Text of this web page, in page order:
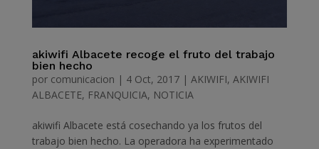
akiwifi Albacete recoge el fruto del trabajo
bien hecho
por comunicacion | 4 Oct, 2017| AKIWIFI, AKIWIFI
ALBACETE, FRANQUICIA, NOTICIA
akiwifi Albacete está cosechando ya los frutos del
trabajo bien hecho. La operadora ha experimentado